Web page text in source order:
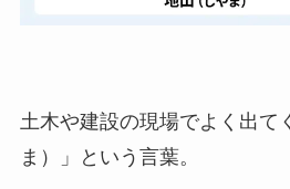
土木や建設の現場でよく出て
ま）」という言葉。